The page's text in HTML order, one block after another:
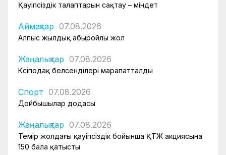
Қауіпсіздік талаптарын сақтау – міндет
Аймақтар 07.08.2026
Алпыс жылдық абыройлы жол
Жаңалықтар 07.08.2026
Кәсіподақ белсенділері марапатталды
Спорт 07.08.2026
Дойбышылар додасы
Жаңалықтар 07.08.2026
Темір жолдағы қауіпсіздік бойынша ҚТЖ акциясына
150 бала қатысты